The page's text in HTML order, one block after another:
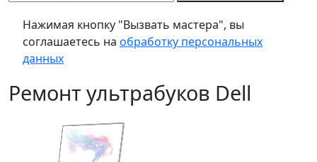
Нажимая кнопку "Вызвать мастера", вы
соглашаетесь на обработку персональных
данных
Ремонт ультрабуков Dell